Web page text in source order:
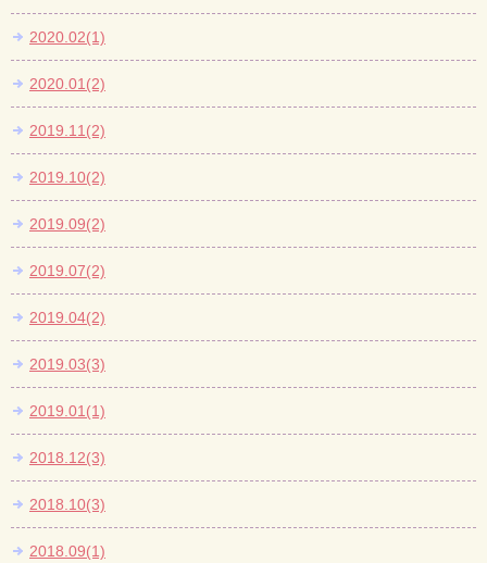
2020.02(1)
2020.01(2)
2019.11(2)
2019.10(2)
2019.09(2)
2019.07(2)
2019.04(2)
2019.03(3)
2019.01(1)
2018.12(3)
2018.10(3)
2018.09(1)